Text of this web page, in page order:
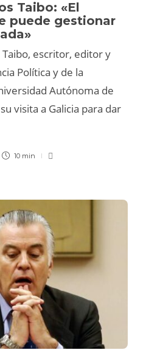
Taibo: «El
puede gestionar
escritor, editor y
Política y de la
Autónoma de
visita a Galicia para dar
10 min